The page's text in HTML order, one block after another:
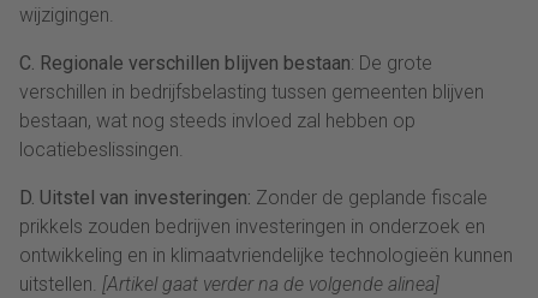
wijzigingen.
C. Regionale verschillen blijven bestaan: De grote
verschillen in bedrijfsbelasting tussen gemeenten blijven
bestaan, wat nog steeds invloed zal hebben op
locatiebeslissingen.
D. Uitstel van investeringen: Zonder de geplande fiscale
prikkels zouden bedrijven investeringen in onderzoek en
ontwikkeling en in klimaatvriendelijke technologieën kunnen
uitstellen. [Artikel gaat verder na de volgende alinea]